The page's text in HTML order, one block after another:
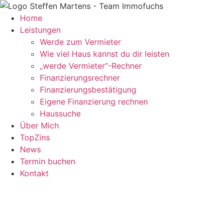
Zum
Inhalt
springen
Home
Leistungen
Werde zum Vermieter
Wie viel Haus kannst du dir leisten
„werde Vermieter“-Rechner
Finanzierungsrechner
Finanzierungsbestätigung
Eigene Finanzierung rechnen
Haussuche
Über Mich
TopZins
News
Termin buchen
Kontakt